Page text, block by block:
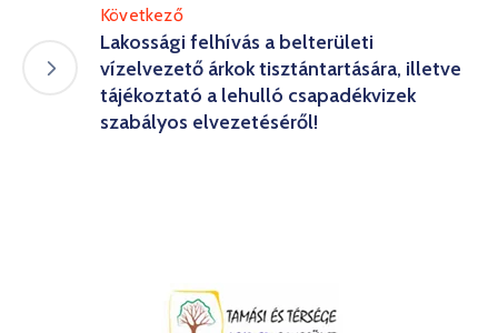
Következő
Lakossági felhívás a belterületi
vízelvezető árkok tisztántartására, illetve
tájékoztató a lehulló csapadékvizek
szabályos elvezetéséről!